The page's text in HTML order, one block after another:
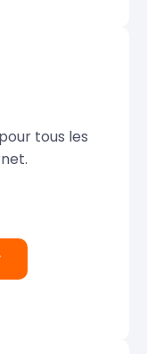
tous les